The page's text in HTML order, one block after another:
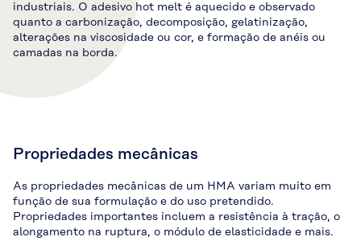
industriais. O adesivo hot melt é aquecido e observado
quanto a carbonização, decomposição, gelatinização,
alterações na viscosidade ou cor, e formação de anéis ou
camadas na borda.
Propriedades mecânicas
As propriedades mecânicas de um HMA variam muito em
função de sua formulação e do uso pretendido.
Propriedades importantes incluem a resistência à tração, o
alongamento na ruptura, o módulo de elasticidade e mais.